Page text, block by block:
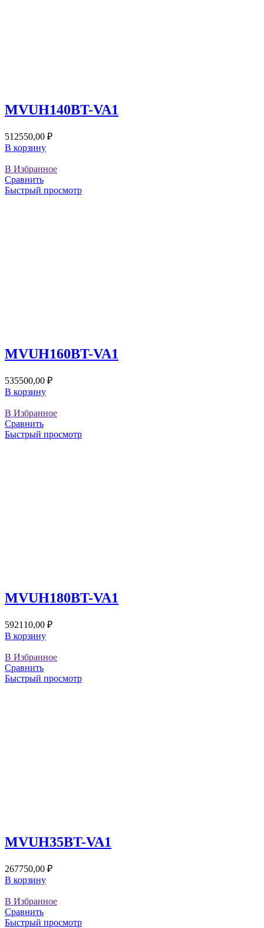
MVUH140BT-VA1
512550,00 ₽
В корзину
В Избранное
Сравнить
Быстрый просмотр
MVUH160BT-VA1
535500,00 ₽
В корзину
В Избранное
Сравнить
Быстрый просмотр
MVUH180BT-VA1
592110,00 ₽
В корзину
В Избранное
Сравнить
Быстрый просмотр
MVUH35BT-VA1
267750,00 ₽
В корзину
В Избранное
Сравнить
Быстрый просмотр